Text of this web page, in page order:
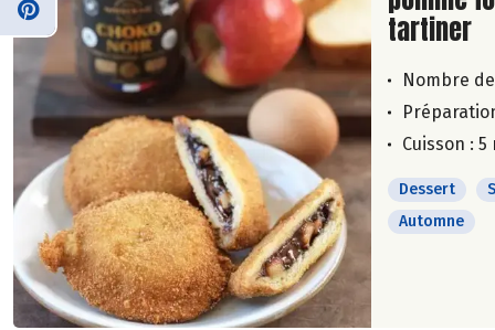
tartiner
Nombre
Cuisson : 5
Dessert
Automne